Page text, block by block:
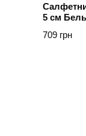
5 см
709 грн